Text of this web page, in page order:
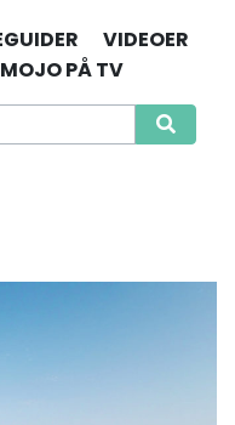
VIDEOER
MOJO PÅ TV